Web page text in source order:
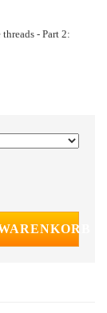
- Part 2: